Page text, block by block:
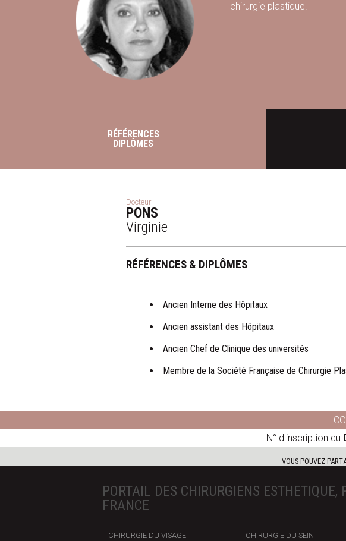
chirurgie plastique.
RÉFÉRENCES
DIPLÔMES
Docteur
PONS
Virginie
RÉFÉRENCES & DIPLÔMES
Ancien Interne des Hôpitaux
Ancien assistant des Hôpitaux
Ancien Chef de Clinique des universités
Membre de la Société Française de Chirurgie
N° d'inscription du
VOUS POUVEZ
PORTAIL DES CHIRURGIENS
FRANCE
CHIRURGIE DU VISAGE CHIRURGIE DU SEIN